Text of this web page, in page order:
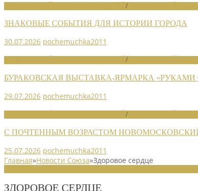
/
ЗНАКОВЫЕ СОБЫТИЯ ДЛЯ ИСТОРИИ ГОРОДА
30.07.2026 pochemuchka2011
/
БУРАКОВСКАЯ ВЫСТАВКА-ЯРМАРКА «РУКАМИ
29.07.2026 pochemuchka2011
/
С ПОЧТЕННЫМ ВОЗРАСТОМ
25.07.2026 pochemuchka2011
Главная»Новости Союза»Здоровое сердце
ЗДОРОВОЕ СЕРДЦЕ